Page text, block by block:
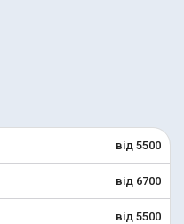
від 5500
від 6700
від 5500